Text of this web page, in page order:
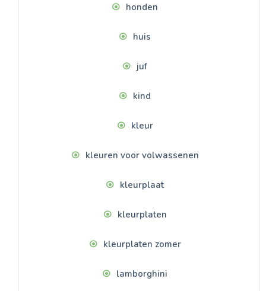
honden
huis
juf
kind
kleur
kleuren voor volwassenen
kleurplaat
kleurplaten
kleurplaten zomer
lamborghini